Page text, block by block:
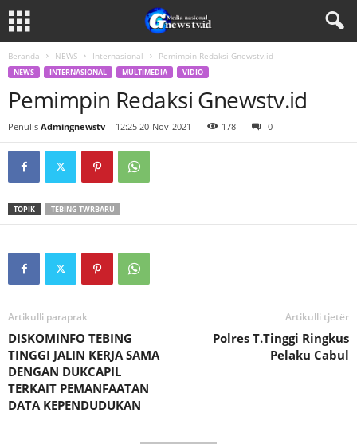
Beranda NEWS Internasional Pemimpin Redaksi Gnewstv.id
NEWS INTERNASIONAL MULTIMEDIA VIDIO
Pemimpin Redaksi Gnewstv.id
Penulis Admingnewstv - 12:25 20-Nov-2021 178 0
TOPIK TEBING TWRBARU
Artikulli paraprak
DISKOMINFO TEBING
TINGGI JALIN KERJA SAMA
DENGAN DUKCAPIL
TERKAIT PEMANFAATAN
DATA KEPENDUDUKAN
Artikulli tjetër
Polres T.Tinggi Ringkus
Pelaku Cabul